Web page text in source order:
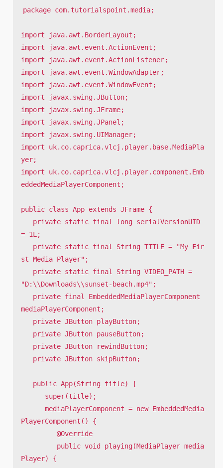
package com.tutorialspoint.media;
import java.awt.BorderLayout;
import java.awt.event.ActionEvent;
import java.awt.event.ActionListener;
import java.awt.event.WindowAdapter;
import java.awt.event.WindowEvent;
import javax.swing.JButton;
import javax.swing.JFrame;
import javax.swing.JPanel;
import javax.swing.UIManager;
import uk.co.caprica.vlcj.player.base.MediaPla
yer;
import uk.co.caprica.vlcj.player.component.Emb
eddedMediaPlayerComponent;
public class App extends JFrame {
= 1L;
st Media Player";
"D:\\Downloads\\sunset-beach.mp4";
mediaPlayerComponent;
PlayerComponent() {
Player) {